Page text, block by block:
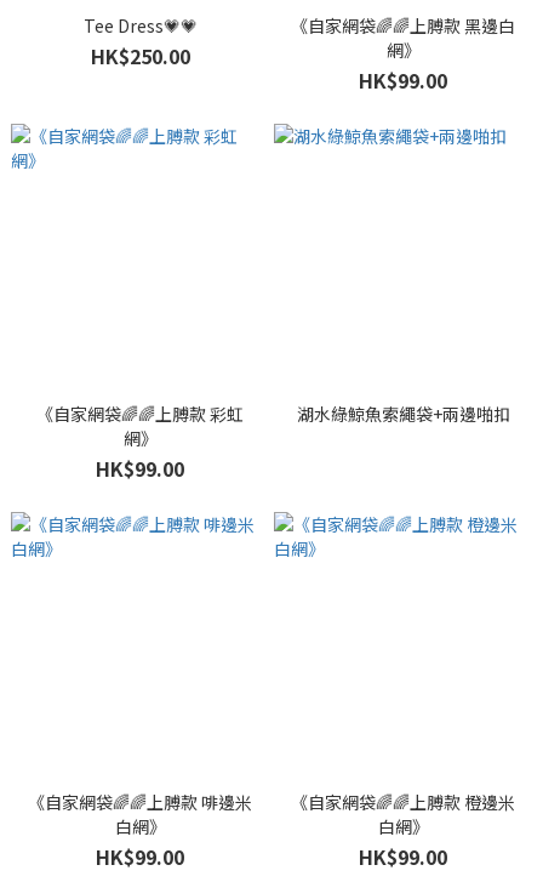
Tee Dress💗💗
HK$250.00
《自家網袋🌈🌈上膊款 黑邊白
網》
HK$99.00
《自家網袋🌈🌈上膊款 彩虹
網》
HK$99.00
湖水綠鯨魚索繩袋+兩邊啪扣
《自家網袋🌈🌈上膊款 啡邊米
白網》
HK$99.00
《自家網袋🌈🌈上膊款 橙邊米
白網》
HK$99.00